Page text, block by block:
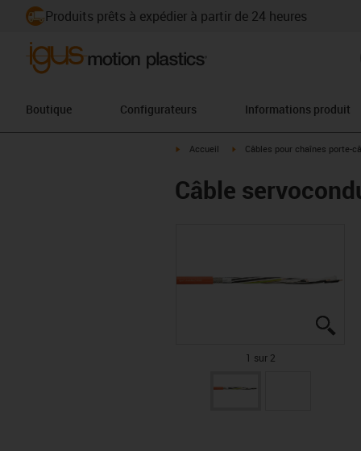
Produits prêts à expédier à partir de 24 heures
Boutique Configurateurs Informations produit
igus-icon-arrow-right
Accueil igus-icon-arrow-right
Câbles pour chaînes porte-
Câble
1 sur 2